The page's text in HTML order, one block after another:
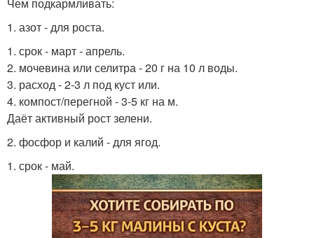
1. азот - для роста.
1. срок - март - апрель.
2. мочевина или селитра - 20 г на 10 л воды.
3. расход - 2-3 л под куст или.
4. компост/перегной - 3-5 кг на м.
Даёт активный рост зелени.
2. фосфор и калий - для ягод.
1. срок - май.